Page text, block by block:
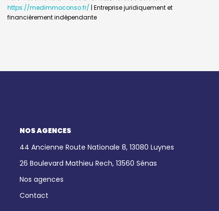
https://medimmoconso.fr/ | Entreprise juridiquement et
financièrement indépendante
NOS AGENCES
44 Ancienne Route Nationale 8, 13080 Luynes
26 Boulevard Mathieu Rech, 13560 Sénas
Nos agences
Contact